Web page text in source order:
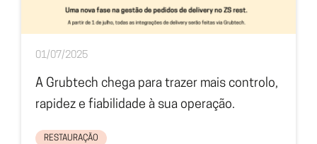
01/07/2025
A Grubtech chega para trazer mais controlo,
rapidez e fiabilidade à sua operação.
RESTAURAÇÃO